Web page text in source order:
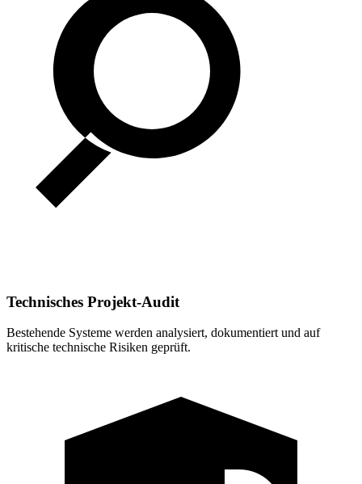
Technisches Projekt-Audit
Bestehende Systeme werden analysiert, dokumentiert und auf
kritische technische Risiken geprüft.